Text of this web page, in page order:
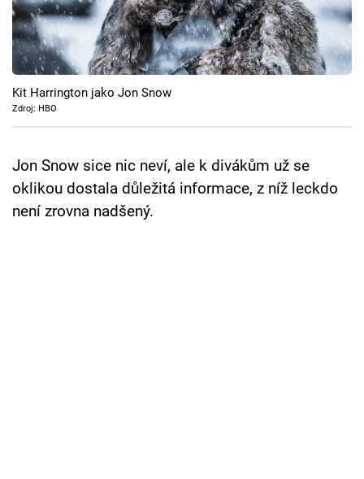
Cool Esport
Pořady
TV Program
Přihlášení
Kit Harrington jako Jon Snow
Zdroj: HBO
Jon Snow sice nic neví, ale k divákům už se
oklikou dostala důležitá informace, z níž leckdo
není zrovna nadšený.